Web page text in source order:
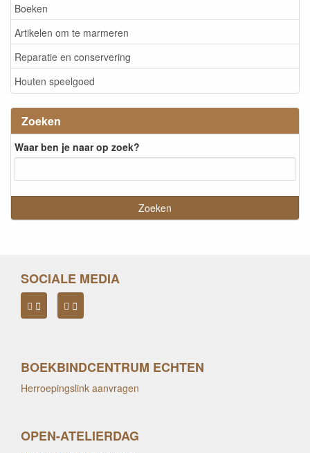
Boeken
Artikelen om te marmeren
Reparatie en conservering
Houten speelgoed
Zoeken
Waar ben je naar op zoek?
SOCIALE MEDIA
BOEKBINDCENTRUM ECHTEN
Herroepingslink aanvragen
OPEN-ATELIERDAG